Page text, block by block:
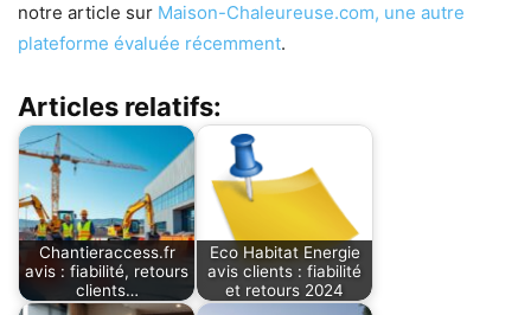
notre article sur Maison-Chaleureuse.com, une autre
plateforme évaluée récemment.
Articles relatifs:
Chantieraccess.fr
avis : fiabilité, retours
clients…
Eco Habitat Energie
avis clients : fiabilité
et retours 2024